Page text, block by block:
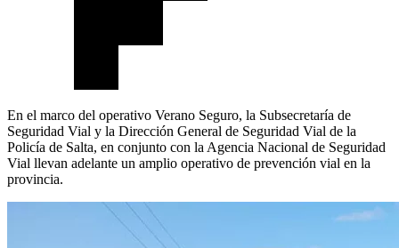
En el marco del operativo Verano Seguro, la Subsecretaría de
Seguridad Vial y la Dirección General de Seguridad Vial de la
Policía de Salta, en conjunto con la Agencia Nacional de Seguridad
Vial llevan adelante un amplio operativo de prevención vial en la
provincia.